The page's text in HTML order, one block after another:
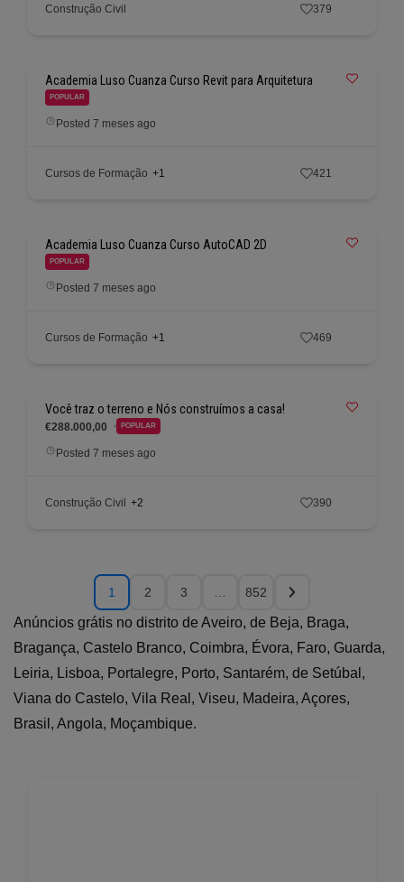
Construção Civil 379
Academia Luso Cuanza Curso Revit para Arquitetura
POPULAR
Posted 7 meses ago
Cursos de Formação +1 421
Academia Luso Cuanza Curso AutoCAD 2D
POPULAR
Posted 7 meses ago
Cursos de Formação +1 469
Você traz o terreno e Nós construímos a casa!
€288.000,00 POPULAR
Posted 7 meses ago
Construção Civil +2 390
1 2 3 852
Anúncios grátis no distrito de Aveiro, de Beja, Braga,
Bragança, Castelo Branco, Coimbra, Évora, Faro, Guarda,
Leiria, Lisboa, Portalegre, Porto, Santarém, de Setúbal,
Viana do Castelo, Vila Real, Viseu, Madeira, Açores,
Brasil, Angola, Moçambique.